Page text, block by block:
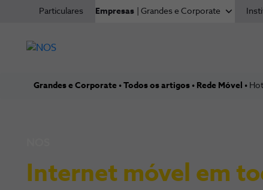
Particulares Empresas | Grandes e Corporate
Grandes e Corporate Todos os artigos Rede Móvel
Internet móvel em